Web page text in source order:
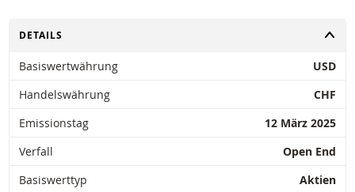
UMSCHALTEN
DETAILS
Basiswertwährung
USD
Handelswährung
CHF
Emissionstag
12 März 2025
Verfall
Open End
Basiswerttyp
Aktien